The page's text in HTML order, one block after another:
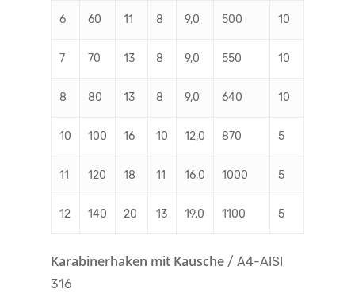
6 60 11 8 9,0 500 10
7 70 13 8 9,0 550 10
8 80 13 8 9,0 640 10
10 100 16 10 12,0 870 5
11 120 18 11 16,0 1000 5
12 140 20 13 19,0 1100 5
Karabinerhaken mit Kausche / A4-AISI
316